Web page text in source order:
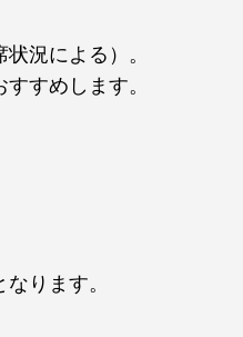
況による）。
すめします。
ります。